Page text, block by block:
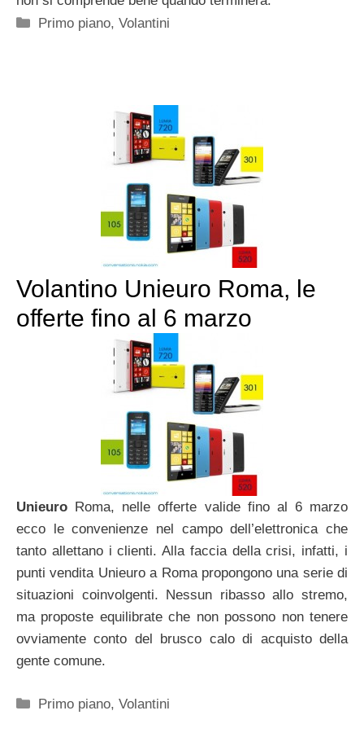
Categorie
Primo piano,Volantini
Volantino Unieuro Roma, le
offerte fino al 6 marzo
Unieuro Roma, nelle offerte valide fino al 6 marzo
ecco le convenienze nel campo dell’elettronica che
tanto allettano i clienti. Alla faccia della crisi, infatti, i
punti vendita Unieuro a Roma propongono una serie di
situazioni coinvolgenti. Nessun ribasso allo stremo,
ma proposte equilibrate che non possono non tenere
ovviamente conto del brusco calo di acquisto della
gente comune.
Categorie
Primo piano,Volantini